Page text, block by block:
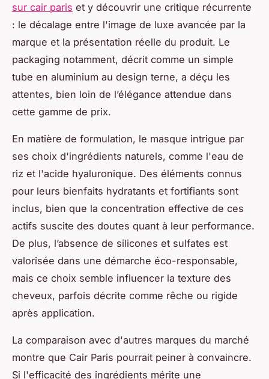
sur cair paris et y découvrir une critique récurrente
: le décalage entre l'image de luxe avancée par la
marque et la présentation réelle du produit. Le
packaging notamment, décrit comme un simple
tube en aluminium au design terne, a déçu les
attentes, bien loin de l’élégance attendue dans
cette gamme de prix.
En matière de formulation, le masque intrigue par
ses choix d'ingrédients naturels, comme l'eau de
riz et l'acide hyaluronique. Des éléments connus
pour leurs bienfaits hydratants et fortifiants sont
inclus, bien que la concentration effective de ces
actifs suscite des doutes quant à leur performance.
De plus, l’absence de silicones et sulfates est
valorisée dans une démarche éco-responsable,
mais ce choix semble influencer la texture des
cheveux, parfois décrite comme rêche ou rigide
après application.
La comparaison avec d'autres marques du marché
montre que Cair Paris pourrait peiner à convaincre.
Si l'efficacité des ingrédients mérite une